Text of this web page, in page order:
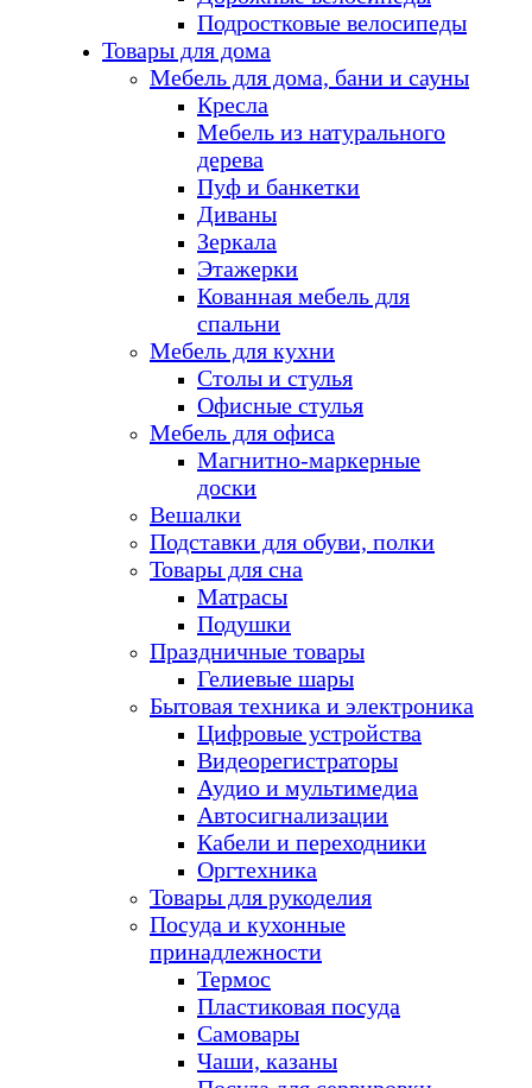
Подростковые велосипеды
Товары для дома
Мебель для дома, бани и сауны
Кресла
Мебель из натурального
дерева
Пуф и банкетки
Диваны
Зеркала
Этажерки
Кованная мебель для
спальни
Мебель для кухни
Столы и стулья
Офисные стулья
Мебель для офиса
Магнитно-маркерные
доски
Вешалки
Подставки для обуви, полки
Товары для сна
Матрасы
Подушки
Праздничные товары
Гелиевые шары
Бытовая техника и электроника
Цифровые устройства
Видеорегистраторы
Аудио и мультимедиа
Автосигнализации
Кабели и переходники
Оргтехника
Товары для рукоделия
Посуда и кухонные
принадлежности
Термос
Пластиковая посуда
Самовары
Чаши, казаны